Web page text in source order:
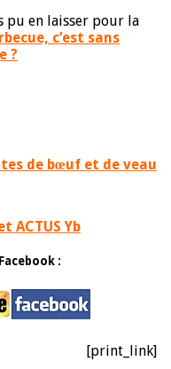
pu en laisser pour la
c’est sans
?
de bœuf et de veau
ACTUS Yb
:
[print_link]